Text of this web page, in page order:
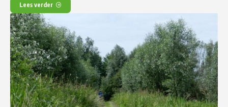
Lees verder